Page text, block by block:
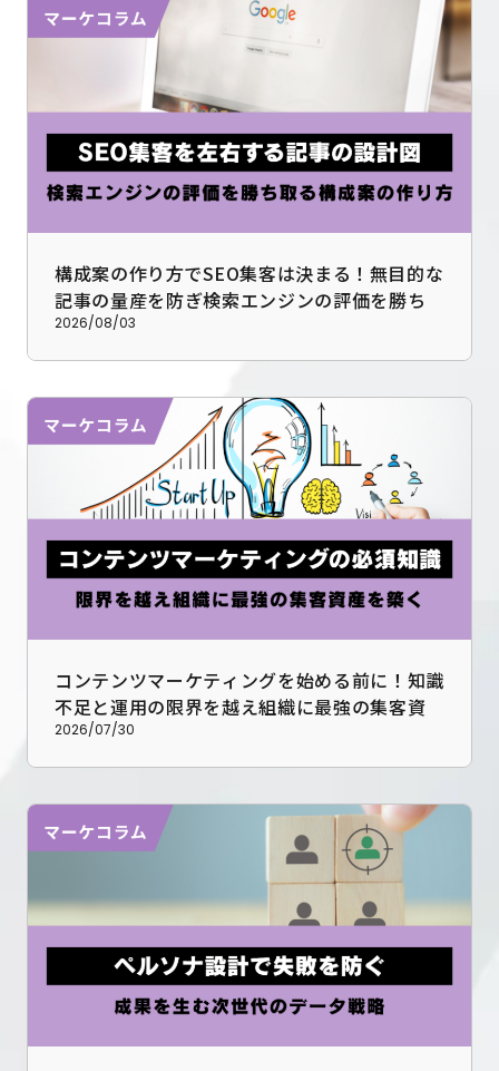
構成案の作り方でSEO集客は決まる！無目的な
記事の量産を防ぎ検索エンジンの評価を勝ち取
る設計図
2026/08/03
コンテンツマーケティングを始める前に！知識
不足と運用の限界を越え組織に最強の集客資産
を築く必須知識
2026/07/30